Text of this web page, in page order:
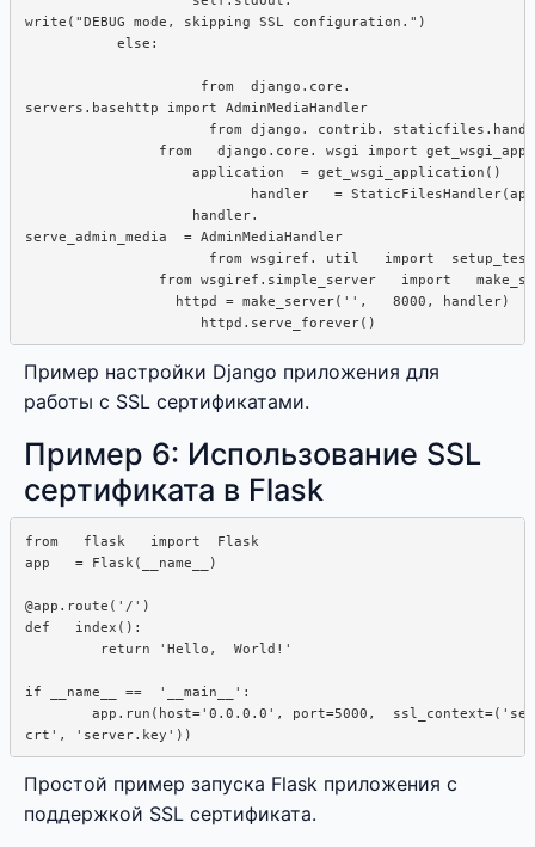
write("DEBUG mode, skipping SSL configuration.")
           else:
                     from  django.core.
servers.basehttp import AdminMediaHandler
from django. contrib.
from   django.core. wsgi import
                    application  = get_wsgi_application()
handler   =
                    handler.
serve_admin_media  = AdminMediaHandler
from wsgiref. util   import
from wsgiref.simple_server   import
                  httpd = make_server('',   8000, handler)
Пример настройки Django приложения для
работы с SSL сертификатами.
Пример 6: Использование SSL
сертификата в Flask
from   flask   import  Flask
app   = Flask(__name__)
@app.route('/')
def   index():
         return 'Hello,  World!'
if __name__ ==  '__main__':
app.run(host='0.0.0.0', port=5000,
Простой пример запуска Flask приложения с
поддержкой SSL сертификата.